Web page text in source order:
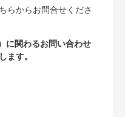
らからお問合せくださ
に関わるお問い合わせ
ます。